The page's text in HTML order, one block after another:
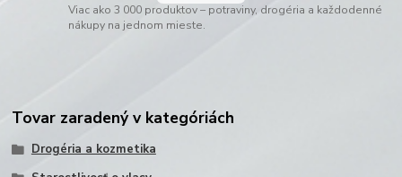
Viac ako 3 000 produktov – potraviny, drogéria a každodenné
nákupy na jednom mieste.
Tovar zaradený v kategóriách
Drogéria a kozmetika